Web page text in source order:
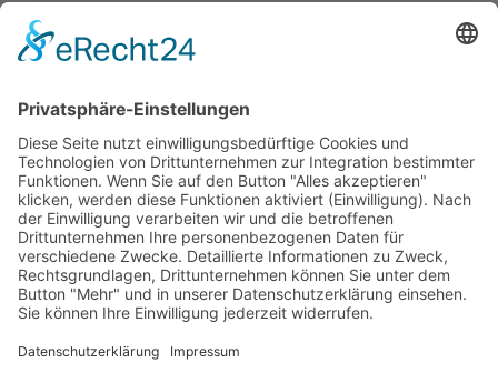
Kalandrieren
Fehlersuche & -behebung
Montage & Installation
Academy Training
Tailor Made Training
Modifikation & Anpassung
Ersatzteilservice
Unternehmen
Über uns
Chronik
Philosophie
Messen